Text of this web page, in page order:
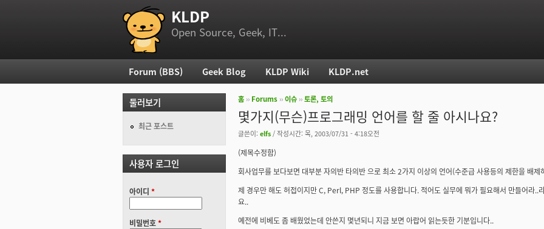
부 메뉴 KLDP
Open Source, Geek, IT...
현재 위치
홈 ›› Forums ››이슈 ››토론, 토의
몇가지(무슨)프로그래밍 언어를 할 줄 아시나요?
글쓴이: elfs / 작성시간: 목, 2003/07/31 - 4:18오전
(제목수정함)
회사업무를 보다보면 대부분 자의반 타의반 으로 최소 2가지 이상의 언어(수준급 사용등의 제한을 배제
제 경우만 해도 허접이지만 C, Perl, PHP 정도를 사용합니다. 적어도 실무에 뭐가 필요해서 만들어라..
요..
예전에 비베도 좀 배웠었는데 안쓴지 몇년되니 지금 보면 아랍어 읽는듯한 기분입니다..
주 메뉴
Forum (BBS) Geek Blog KLDP Wiki KLDP.net
둘러보기
최근 포스트
사용자 로그인
아이디 *
비밀번호*